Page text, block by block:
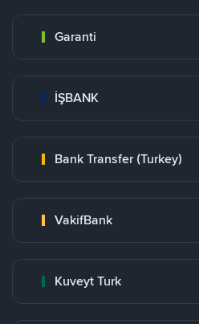
Garanti
İŞBANK
Bank Transfer (Turkey)
VakifBank
Kuveyt Turk